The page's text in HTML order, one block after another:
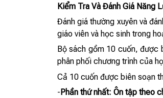
Kiểm Tra Và Đánh Giá Năng
Đánh giá thường xuyên và
giáo viên và học sinh trong
Bộ sách gồm 10 cuốn,
phân phối chương trình của
Cả 10 cuốn được biên soạn
-Phần thứ nhất: Ôn tập theo